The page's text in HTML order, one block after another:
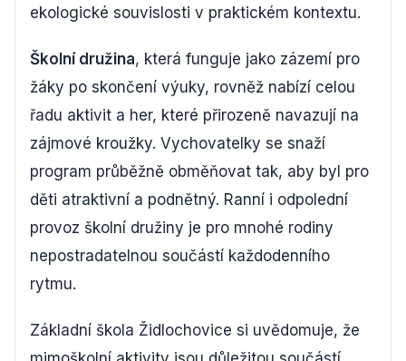
ekologické souvislosti v praktickém kontextu.
Školní družina, která funguje jako zázemí pro
žáky po skončení výuky, rovněž nabízí celou
řadu aktivit a her, které přirozeně navazují na
zájmové kroužky. Vychovatelky se snaží
program průběžně obměňovat tak, aby byl pro
děti atraktivní a podnětný. Ranní i odpolední
provoz školní družiny je pro mnohé rodiny
nepostradatelnou součástí každodenního
rytmu.
Základní škola Židlochovice si uvědomuje, že